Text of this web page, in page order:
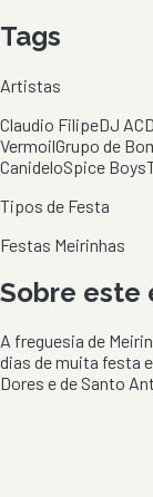
Tags
Artistas
Claudio FilipeDJ AC
VermoilGrupo de
CanideloSpice Boys
Tipos de Festa
Festas Meirinhas
Sobre este
A freguesia de
dias de muita festa
Dores e de Santo